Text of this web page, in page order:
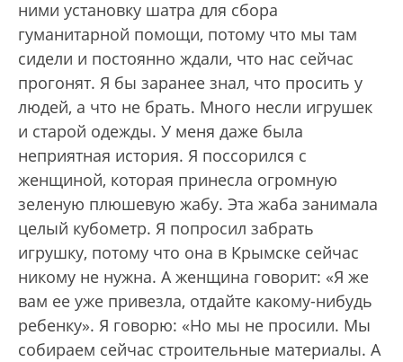
ними установку шатра для сбора
гуманитарной помощи, потому что мы там
сидели и постоянно ждали, что нас сейчас
прогонят. Я бы заранее знал, что просить у
людей, а что не брать. Много несли игрушек
и старой одежды. У меня даже была
неприятная история. Я поссорился с
женщиной, которая принесла огромную
зеленую плюшевую жабу. Эта жаба занимала
целый кубометр. Я попросил забрать
игрушку, потому что она в Крымске сейчас
никому не нужна. А женщина говорит: «Я же
вам ее уже привезла, отдайте какому-нибудь
ребенку». Я говорю: «Но мы не просили. Мы
собираем сейчас строительные материалы. А